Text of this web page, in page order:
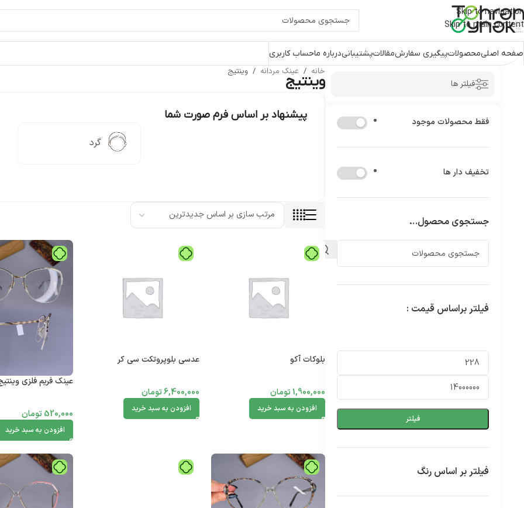
Skip to navigation
Skip to main content
صفحه اصلیمحصولاتپیگیری سفارشمقالاتپشتیبانیدرباره ماحساب کاربری
فیلتر ها
فقط محصولات موجود
تخفیف دار ها
جستجوی محصول…
فیلتر براساس قیمت :
فیلتر
فیلتر بر اساس رنگ
خانه / عینک مردانه / وینتیج
وینتیج
پیشنهاد بر اساس فرم صورت شما
گرد
بلوکات آکو
1,900,000تومان
افزودن به سبد خرید
عدسی بلوپروتکت سی کر
6,400,000تومان
افزودن به سبد خرید
عینک فریم فلزی وینتیج
520,000تومان
افزودن به سبد خرید